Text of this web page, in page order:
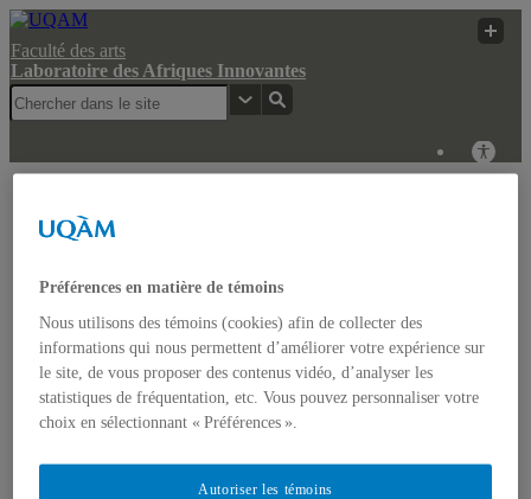
Faculté des arts
Laboratoire des Afriques Innovantes
Actualités
Colloque: REGARDS COMPARATISTES SUR LES
IMAGINAIRES NON-DOMINANTS EN AFRIQUE ET
DANS LES AMÉRIQUES
Accueil
Bulletin Bandung Spirit
Qui sommes-nous ?
Préférences en matière de témoins
Nous utilisons des témoins (cookies) afin de collecter des
informations qui nous permettent d’améliorer votre expérience sur
le site, de vous proposer des contenus vidéo, d’analyser les
statistiques de fréquentation, etc. Vous pouvez personnaliser votre
choix en sélectionnant « Préférences ».
Autoriser les témoins